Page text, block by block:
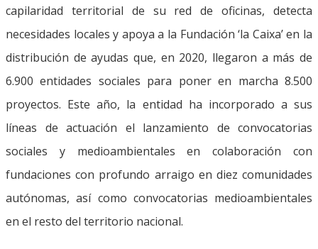
capilaridad territorial de su red de oficinas, detecta
necesidades locales y apoya a la Fundación ‘la Caixa’ en la
distribución de ayudas que, en 2020, llegaron a más de
6.900 entidades sociales para poner en marcha 8.500
proyectos. Este año, la entidad ha incorporado a sus
líneas de actuación el lanzamiento de convocatorias
sociales y medioambientales en colaboración con
fundaciones con profundo arraigo en diez comunidades
autónomas, así como convocatorias medioambientales
en el resto del territorio nacional.